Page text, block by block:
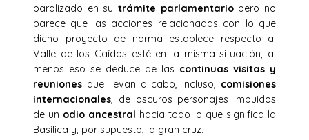
paralizado en su trámite parlamentariopero no
parece que las acciones relacionadas con lo que
dicho proyecto de norma establece respecto al
Valle de los Caídos esté en la misma situación, al
menos eso se deduce de las continuas visitas y
reuniones que llevan a cabo, incluso, comisiones
internacionales, de oscuros personajes imbuidos
de un odio ancestral hacia todo lo que significa la
Basílica y, por supuesto, la gran cruz.